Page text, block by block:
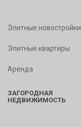
Элитные новостройки
Элитные квартиры
Аренда
ЗАГОРОДНАЯ
НЕДВИЖИМОСТЬ